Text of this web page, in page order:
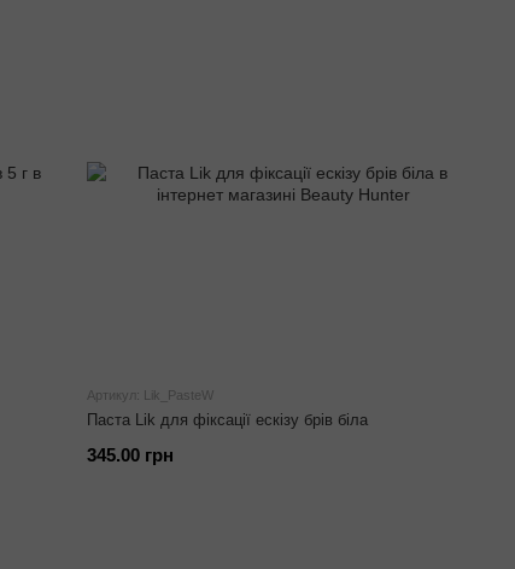
Артикул: Lik_PasteW
Паста Lik для фіксації ескізу брів біла
345.00 грн